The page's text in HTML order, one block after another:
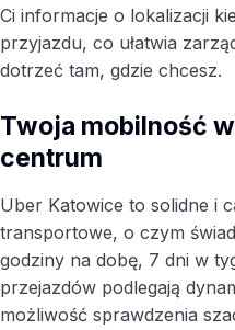
Ci informacje o lokalizacji
przyjazdu, co ułatwia
dotrzeć tam, gdzie chcesz.
Twoja mobilność
centrum
Uber Katowice to solidne i
transportowe, o czym
godziny na dobę, 7 dni w
przejazdów podlegają
możliwość sprawdzenia